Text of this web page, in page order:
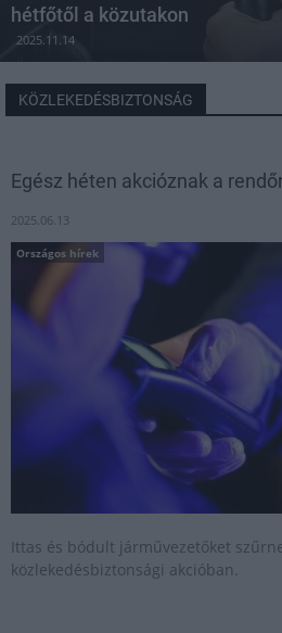
hétfőtől a közutakon
2025.11.14
KÖZLEKEDÉSBIZTONSÁG
Egész héten akcióznak a
2025.06.13
Országos hírek
Ittas és bódult járművezetőket
közlekedésbiztonsági akcióban.